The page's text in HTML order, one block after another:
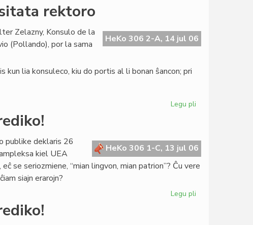
universitata
rektoro
rektoro
HeKo 306 2-A, 14 jul 06
Zelazny, Konsulo de la
(Pollando), por la sama
kun lia konsuleco, kiu do portis al li bonan ŝancon; pri
Legu pli
universitata
rektoro
HeKo 306 1-C, 13 jul 06
publike deklaris 26
kiel UEA
se seriozmiene, “mian lingvon, mian patrion”? Ĉu vere
siajn erarojn?
Legu pli